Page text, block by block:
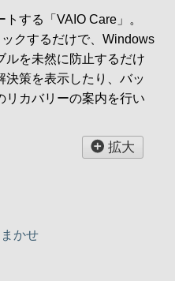
する「VAIO Care」。
クするだけで、Windows
ルを未然に防止するだけ
決策を表示したり、バッ
リカバリーの案内を行い
拡大
かせ